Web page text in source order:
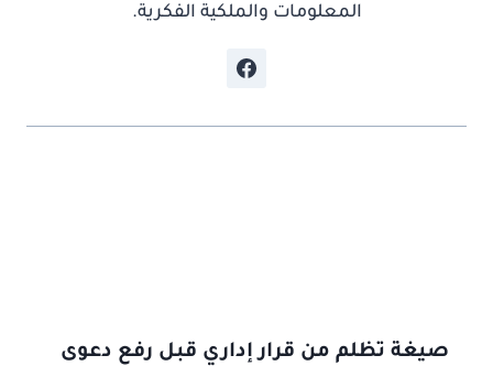
المعلومات والملكية الفكرية.
صيغة تظلم من قرار إداري قبل رفع دعوى